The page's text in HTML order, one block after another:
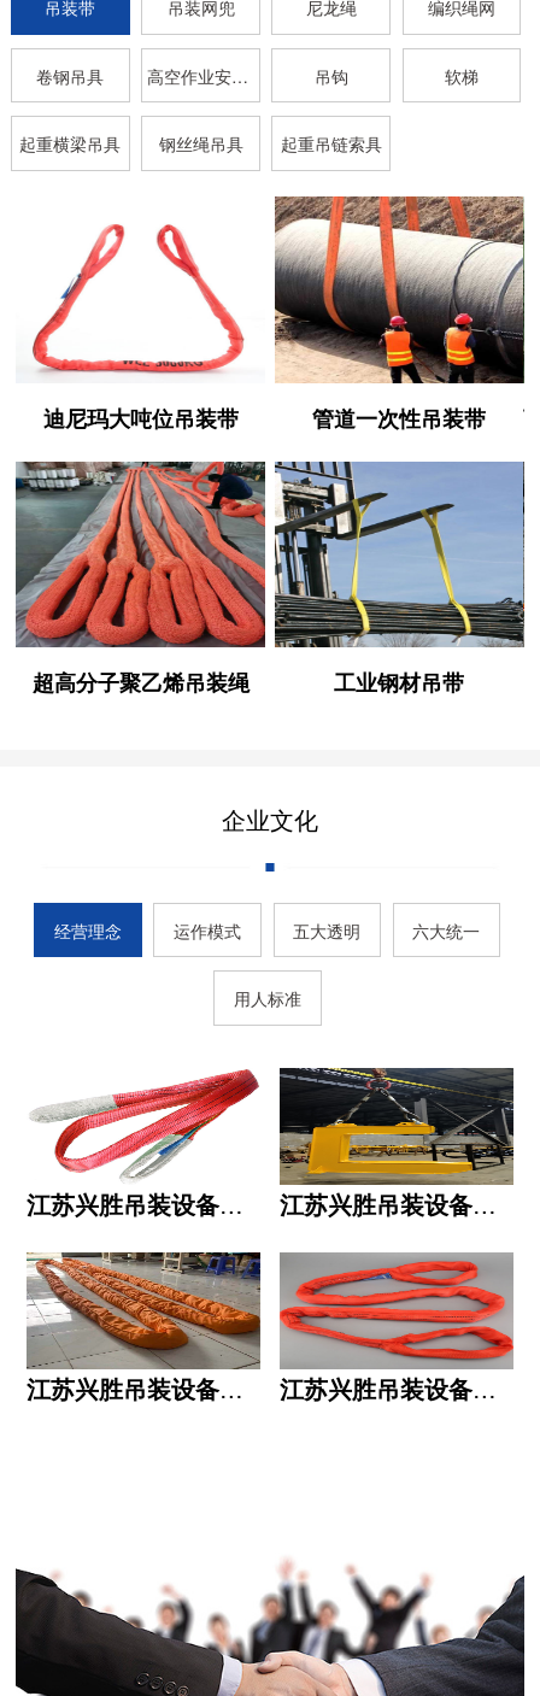
吊装带 吊装网兜 尼龙绳 编织绳网
卷钢吊具 高空作业安全带 吊钩 软梯
起重横梁吊具 钢丝绳吊具 起重吊链索具
迪尼玛大吨位吊装带 管道一次性吊装带
超高分子聚乙烯吊装绳 工业钢材吊带
企业文化
经营理念 运作模式 五大透明 六大统一
用人标准
江苏兴胜吊装设备有限公司的用人标准 江苏兴胜吊装设备有限公司的六大统一
江苏兴胜吊装设备有限公司五大透明 江苏兴胜吊装设备有限公司运作模式